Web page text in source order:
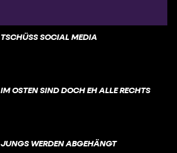
TSCHÜSS SOCIAL MEDIA
IM OSTEN SIND DOCH EH ALLE RECHTS
JUNGS WERDEN ABGEHÄNGT